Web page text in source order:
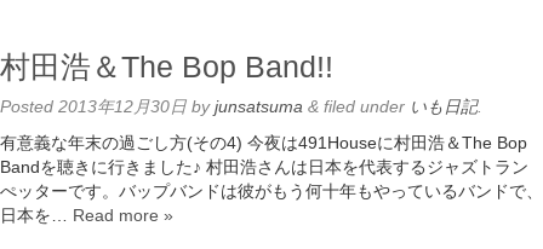
村田浩＆The Bop Band!!
Posted 2013年12月30日 byjunsatsuma & filed under いも日記.
有意義な年末の過ごし方(その4) 今夜は491Houseに村田浩＆The Bop
Bandを聴きに行きました♪ 村田浩さんは日本を代表するジャズトラン
ぺッターです。バップバンドは彼がもう何十年もやっているバンドで、
日本を… Read more »